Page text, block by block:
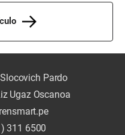
Pardo
Ugaz Oscanoa
311 6500